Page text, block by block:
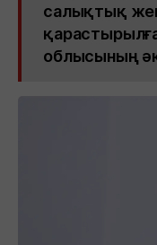
салықтық
облысының